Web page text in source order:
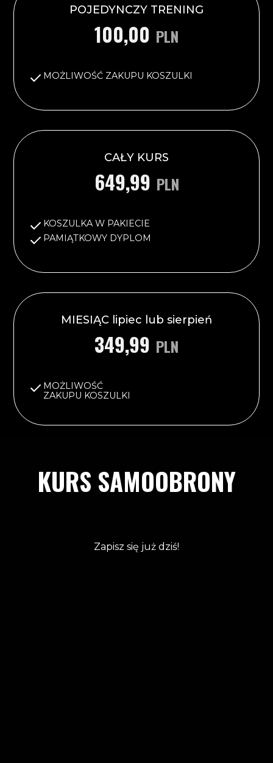
POJEDYNCZY TRENING
100,00 PLN
MOŻLIWOŚĆ ZAKUPU KOSZULKI
CAŁY KURS
649,99 PLN
KOSZULKA W PAKIECIE
PAMIĄTKOWY DYPLOM
MIESIĄC lipiec lub sierpień
349,99 PLN
MOŻLIWOŚĆ
ZAKUPU KOSZULKI
KURS SAMOOBRONY
Zapisz się już dziś!